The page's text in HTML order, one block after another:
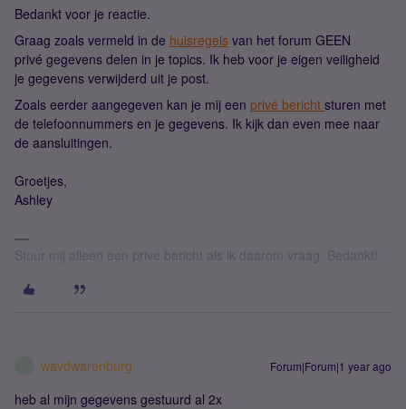
Bedankt voor je reactie.
Graag zoals vermeld in de huisregels van het forum GEEN
privé gegevens delen in je topics. Ik heb voor je eigen veiligheid
je gegevens verwijderd uit je post.
Zoals eerder aangegeven kan je mij een privé bericht sturen met
de telefoonnummers en je gegevens. Ik kijk dan even mee naar
de aansluitingen.
Groetjes,
Ashley
Stuur mij alleen een privé bericht als ik daarom vraag. Bedankt!
wavdwarenburg Forum|Forum|1 year ago
heb al mijn gegevens gestuurd al 2x